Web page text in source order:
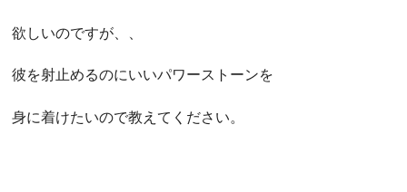
欲しいのですが、、
彼を射止めるのにいいパワーストーンを
身に着けたいので教えてください。